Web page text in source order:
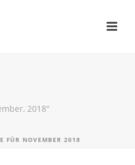
2018"
FÜR NOVEMBER 2018